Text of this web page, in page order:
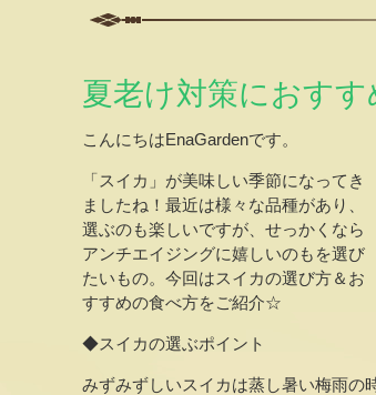
夏老け対策におすす
こんにちはEnaGardenです。
「スイカ」が美味しい季節になってき
ましたね！最近は様々な品種があり、
選ぶのも楽しいですが、せっかくなら
アンチエイジングに嬉しいのもを選び
たいもの。今回はスイカの選び方＆お
すすめの食べ方をご紹介☆
◆スイカの選ぶポイント
みずみずしいスイカは蒸し暑い梅雨の